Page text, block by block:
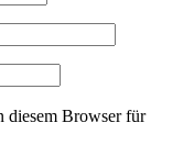
diesem Browser für